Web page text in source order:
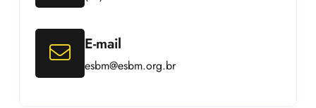
E-mail
esbm@esbm.org.br